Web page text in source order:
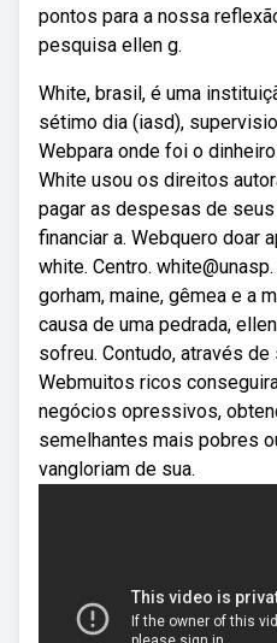
pontos para a nossa
pesquisa ellen g.
White, brasil, é uma
sétimo dia (iasd),
Webpara onde foi o
White usou os direitos
pagar as despesas de
financiar a. Webquero doar
white. Centro.
gorham, maine, gêmea e a
causa de uma pedrada,
sofreu. Contudo, através
Webmuitos ricos
negócios opressivos,
semelhantes mais pobres
vangloriam de sua.